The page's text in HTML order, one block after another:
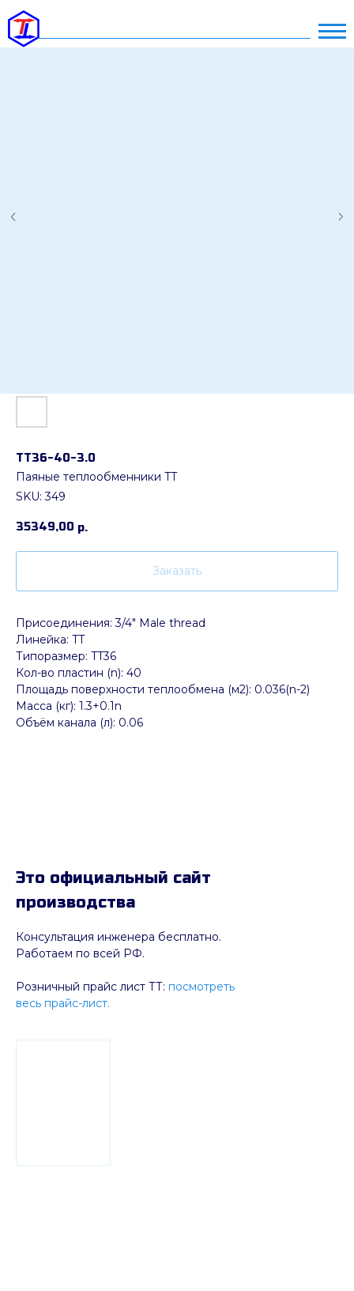
ТТ36-40-3.0
Паяные теплообменники TT
SKU:349
35349,00 р.
Заказать
Присоединения: 3/4" Male thread
Линейка: TT
Типоразмер: TT36
Кол-во пластин (n): 40
Площадь поверхности теплообмена (м2): 0.036(n-2)
Масса (кг): 1.3+0.1n
Объём канала (л): 0.06
Консультация инженера бесплатно.
Работаем по всей РФ.
Розничный прайс лист ТТ: посмотреть
весь прайс-лист.
Это официальный сайт
производства